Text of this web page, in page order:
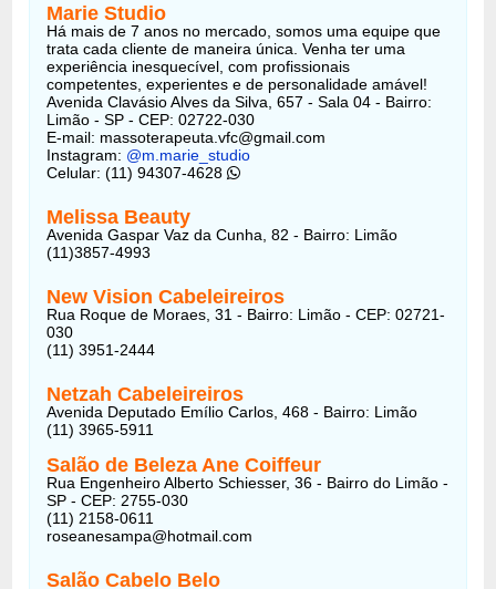
Marie Studio
Há mais de 7 anos no mercado, somos uma equipe que
trata cada cliente de maneira única. Venha ter uma
experiência inesquecível, com profissionais
competentes, experientes e de personalidade amável!
Avenida Clavásio Alves da Silva, 657 - Sala 04 - Bairro:
Limão - SP - CEP: 02722-030
E-mail: massoterapeuta.vfc@gmail.com
Instagram: @m.marie_studio
Celular: (11) 94307-4628
Melissa Beauty
Avenida Gaspar Vaz da Cunha, 82 - Bairro: Limão
(11)3857-4993
New Vision Cabeleireiros
Rua Roque de Moraes, 31 - Bairro: Limão - CEP: 02721-
030
(11) 3951-2444
Netzah Cabeleireiros
Avenida Deputado Emílio Carlos, 468 - Bairro: Limão
(11) 3965-5911
Salão de Beleza Ane Coiffeur
Rua Engenheiro Alberto Schiesser, 36 - Bairro do Limão -
SP - CEP: 2755-030
(11) 2158-0611
roseanesampa@hotmail.com
Salão Cabelo Belo